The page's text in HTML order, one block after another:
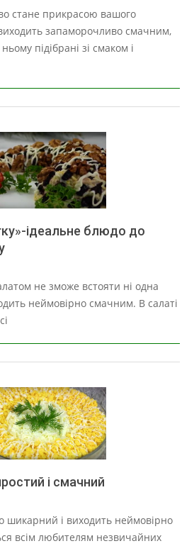
стане прикрасою вашого
запаморочливо смачним,
підібрані зі смаком і
ідеальне блюдо до
не зможе встояти ні одна
неймовірно смачним. В салаті
і смачний
шикарний і виходить неймовірно
всім любителям незвичайних